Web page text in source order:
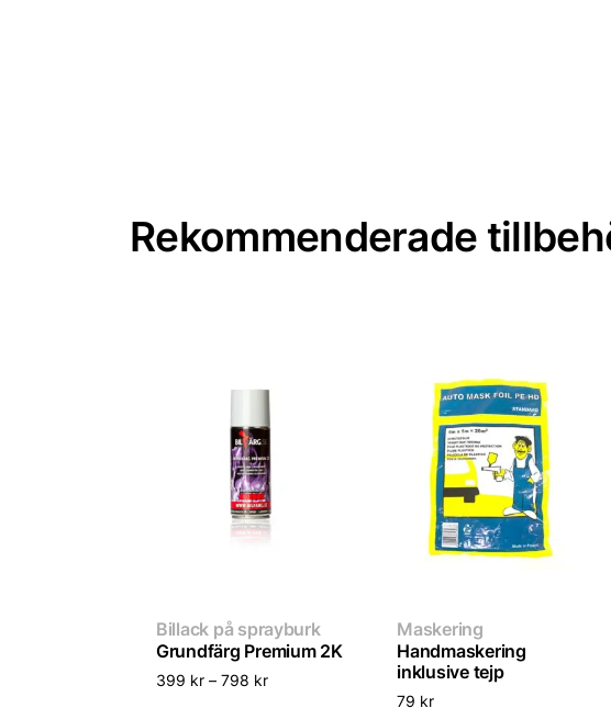
Rekommenderade
Billack på sprayburk
Grundfärg Premium 2K
399 kr – 798 kr
Maskering
Handmaskering
inklusive tejp
79 kr